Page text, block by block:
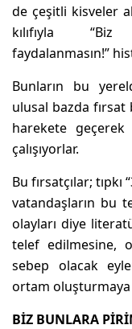
de çeşitli kisveler
kılıfıyla “Biz
faydalanmasın!”
Bunların bu
ulusal bazda
harekete geçerek
çalışıyorlar.
Bu fırsatçılar;
vatandaşların bu
olayları diye
telef edilmesine,
sebep olacak
ortam oluşturmaya
BİZ BUNLARA